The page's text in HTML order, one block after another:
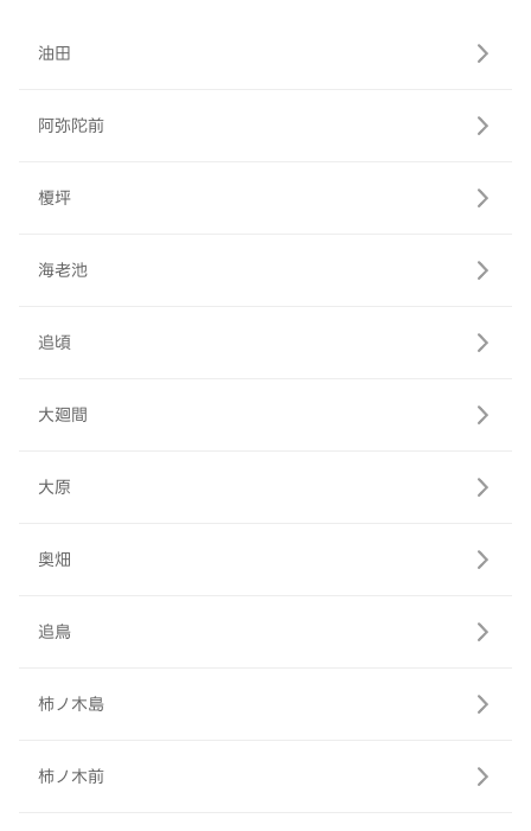
油田
阿弥陀前
榎坪
海老池
追頃
大廻間
大原
奥畑
追鳥
柿ノ木島
柿ノ木前